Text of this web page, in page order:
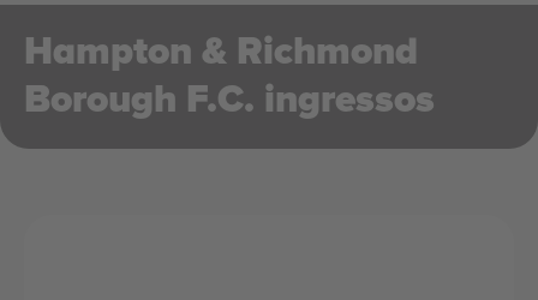
Hampton & Richmond
Borough F.C. ingressos